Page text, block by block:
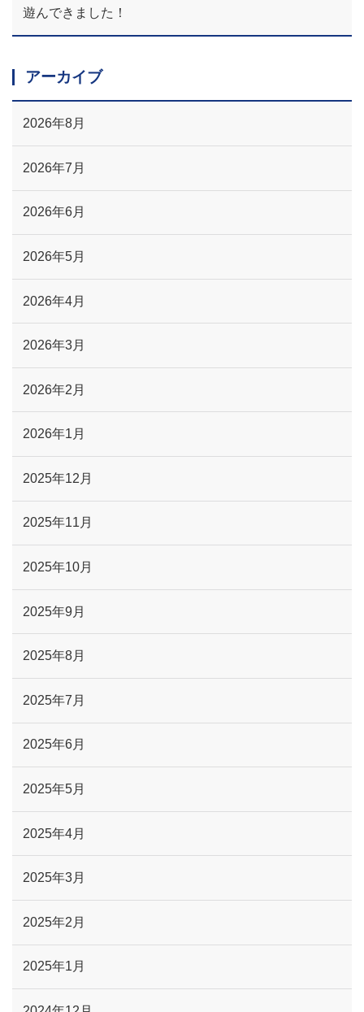
遊んできました！
アーカイブ
2026年8月
2026年7月
2026年6月
2026年5月
2026年4月
2026年3月
2026年2月
2026年1月
2025年12月
2025年11月
2025年10月
2025年9月
2025年8月
2025年7月
2025年6月
2025年5月
2025年4月
2025年3月
2025年2月
2025年1月